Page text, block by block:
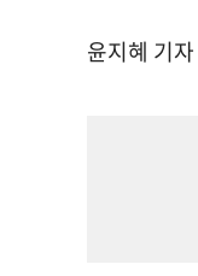
윤지혜 기자